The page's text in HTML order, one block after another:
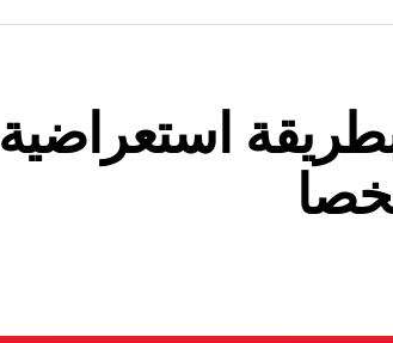
بطريقة استعراضية